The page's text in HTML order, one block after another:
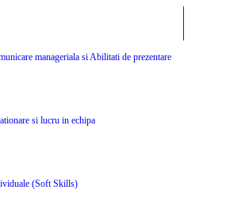
manageriala si Abilitati de prezentare
si lucru in echipa
(Soft Skills)
si Seminarii
(Soft Skills)
Facebook